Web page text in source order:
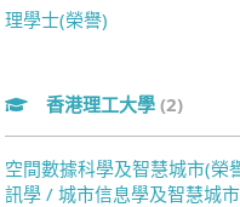
理學士(榮譽)
香港理工大學 (2)
空間數據科學及智慧城市(榮
訊學 / 城市信息學及智慧城